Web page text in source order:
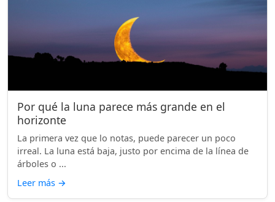
Por qué la luna parece más grande en el
horizonte
La primera vez que lo notas, puede parecer un poco
irreal. La luna está baja, justo por encima de la línea de
árboles o ...
Leer más →